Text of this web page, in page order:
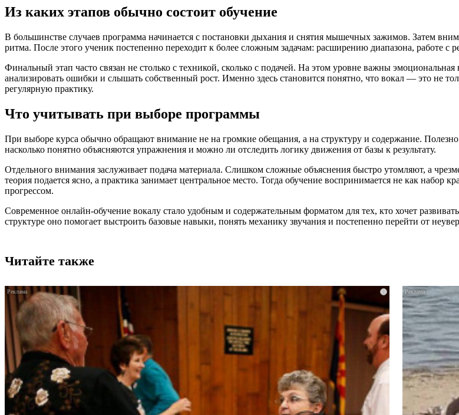
Из каких этапов обычно состоит обучение
В большинстве случаев программа начинается с постановки дыхания и снятия мышечных зажимов. Затем
ритма. После этого ученик постепенно переходит к более сложным задачам: расширению диапазона, работе с
Финальный этап часто связан не столько с техникой, сколько с подачей. На этом уровне важны
анализировать ошибки и слышать собственный рост. Именно здесь становится понятно, что вокал — это не
регулярную практику.
Что учитывать при выборе программы
При выборе курса обычно обращают внимание не на громкие обещания, а на структуру и содержание. Полезно
насколько понятно объясняются упражнения и можно ли отследить логику движения от базы к результату.
Отдельного внимания заслуживает подача материала. Слишком сложные объяснения быстро утомляют, а
теория подается ясно, а практика занимает центральное место. Тогда обучение воспринимается не как
прогрессом.
Современное онлайн-обучение вокалу стало удобным и содержательным форматом для тех, кто хочет
структуре оно помогает выстроить базовые навыки, понять механику звучания и постепенно перейти от
Читайте также
i